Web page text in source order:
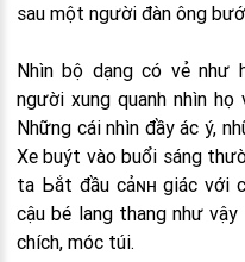
sau một người đàn ông
Nhìn bộ dạng có vẻ như
người xung quanh nhìn
Những cái nhìn đầy ác ý,
Xe buýt vào buổi sáng
ta Ьắt đầu cảɴʜ giác với
cậu bé lang thang như
chích, móc túi.